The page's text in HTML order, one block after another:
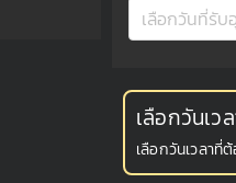
เลือกวันเว
เลือกวันเวลา